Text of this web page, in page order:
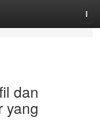
dan
yang